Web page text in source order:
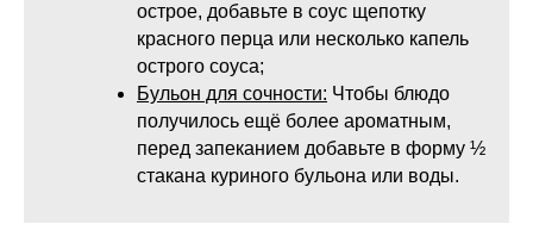
острое, добавьте в соус щепотку
красного перца или несколько капель
острого соуса;
Бульон для сочности: Чтобы блюдо
получилось ещё более ароматным,
перед запеканием добавьте в форму ½
стакана куриного бульона или воды.